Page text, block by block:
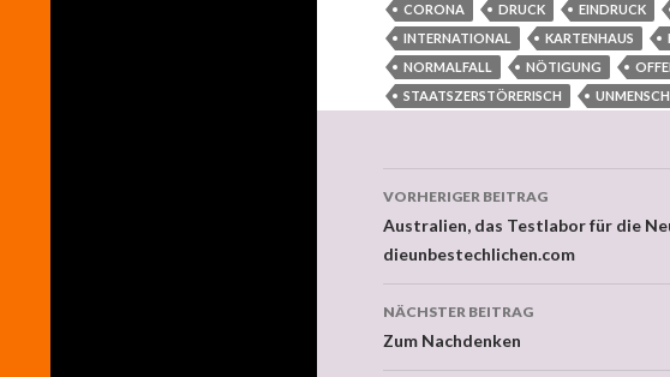
CORONA
DRUCK EINDRUCK
INTERNATIONAL
KARTENHAUS
NORMALFALL
NÖTIGUNG
STAATSZERSTÖRERISCH
Beitragsnavigation
VORHERIGER BEITRAG
Australien, das Testlabor für die
dieunbestechlichen.com
NÄCHSTER BEITRAG
Zum Nachdenken